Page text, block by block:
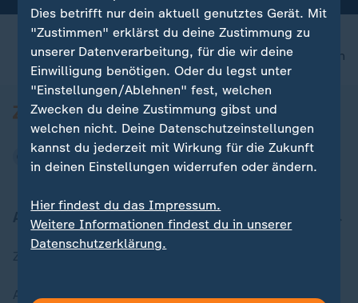
nach oben
Aktuell bei ZDFheute
Aktuelle Sendungs-Videos
Dies betrifft nur dein aktuell genutztes Gerät. Mit
"Zustimmen" erklärst du deine Zustimmung zu
unserer Datenverarbeitung, für die wir deine
Einwilligung benötigen. Oder du legst unter
"Einstellungen/Ablehnen" fest, welchen
Zwecken du deine Zustimmung gibst und
welchen nicht. Deine Datenschutzeinstellungen
kannst du jederzeit mit Wirkung für die Zukunft
in deinen Einstellungen widerrufen oder ändern.
Hier findest du das Impressum.
Weitere Informationen findest du in unserer
Datenschutzerklärung.